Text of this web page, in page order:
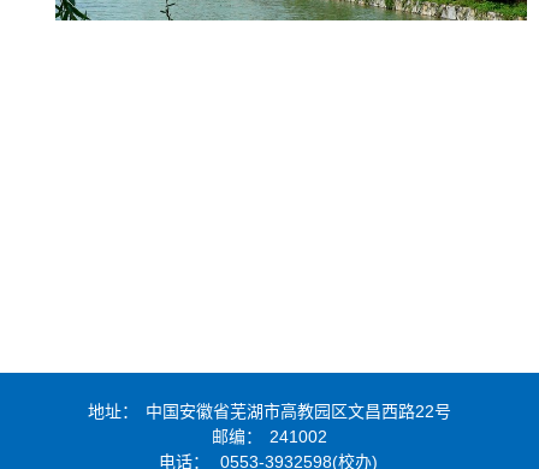
地址：
中国安徽省芜湖市高教园区文昌西路22号
邮编：
241002
电话：
0553-3932598(校办)